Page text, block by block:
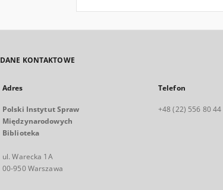
DANE KONTAKTOWE
Adres
Polski Instytut Spraw
Międzynarodowych
Biblioteka
ul. Warecka 1A
00-950 Warszawa
Telefon
+48 (22) 556 80 44